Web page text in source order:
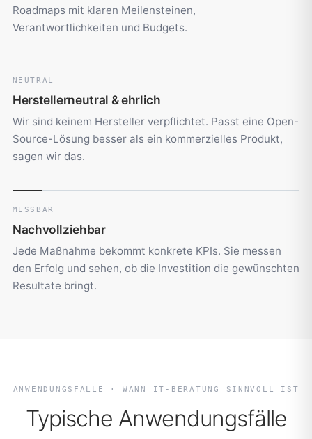
Roadmaps mit klaren Meilensteinen,
Verantwortlichkeiten und Budgets.
NEUTRAL
Herstellerneutral & ehrlich
Wir sind keinem Hersteller verpflichtet. Passt eine Open-
Source-Lösung besser als ein kommerzielles Produkt,
sagen wir das.
MESSBAR
Nachvollziehbar
Jede Maßnahme bekommt konkrete KPIs. Sie messen
den Erfolg und sehen, ob die Investition die gewünschten
Resultate bringt.
ANWENDUNGSFÄLLE · WANN IT-BERATUNG SINNVOLL IST
Typische Anwendungsfälle